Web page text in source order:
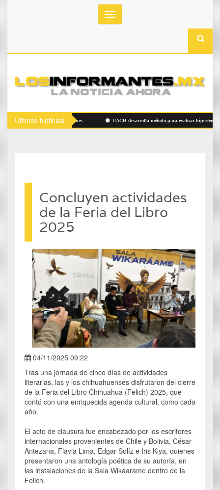
Toggle
navigation
Últimas Noticias
calor y lluvias este viernes UACH desarrolla método para evaluar hipertensión
Concluyen actividades
de la Feria del Libro
2025
04/11/2025 09:22
Tras una jornada de cinco días de actividades
literarias, las y los chihuahuenses disfrutaron del cierre
de la Feria del Libro Chihuahua (Felich) 2025, que
contó con una enriquecida agenda cultural, como cada
año.
El acto de clausura fue encabezado por los escritores
internacionales provenientes de Chile y Bolivia, César
Antezana, Flavia Lima, Edgar Solíz e Iris Kiya, quienes
presentaron una antología poética de su autoría, en
las instalaciones de la Sala Wikáarame dentro de la
Felich.